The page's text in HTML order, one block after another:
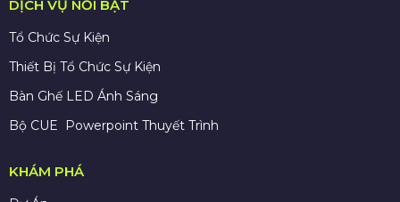
DỊCH VỤ NỔI BẬT
Tổ Chức Sự Kiện
Thiết Bị Tổ Chức Sự Kiện
Bàn Ghế LED Ánh Sáng
Bộ CUE Powerpoint Thuyết Trình
KHÁM PHÁ